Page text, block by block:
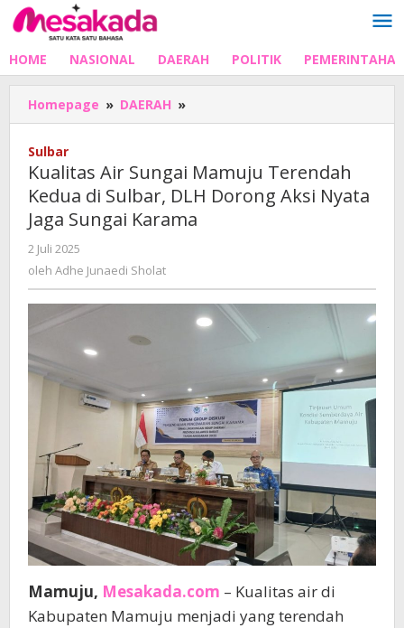
Lewati
ke
HOME NASIONAL DAERAH POLITIK
Homepage » DAERAH »
Air
Terendah
Kedua
di
Aksi
Nyata
Jaga
Sulbar
Kualitas Air Sungai Mamuju Terendah
Kedua di Sulbar, DLH Dorong Aksi Nyata
Jaga Sungai Karama
2 Juli 2025
Adhe
Junaedi
oleh Adhe Junaedi Sholat
Mamuju, Mesakada.com – Kualitas air di
Kabupaten Mamuju menjadi yang terendah